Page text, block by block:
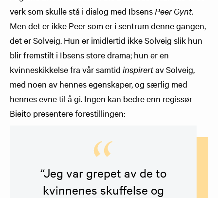
verk som skulle stå i dialog med Ibsens Peer Gynt.
Men det er ikke Peer som er i sentrum denne gangen,
det er Solveig. Hun er imidlertid ikke Solveig slik hun
blir fremstilt i Ibsens store drama; hun er en
kvinneskikkelse fra vår samtid inspirertav Solveig,
med noen av hennes egenskaper, og særlig med
hennes evne til å gi. Ingen kan bedre enn regissør
Bieito presentere forestillingen:
“Jeg var grepet av de to
kvinnenes skuffelse og